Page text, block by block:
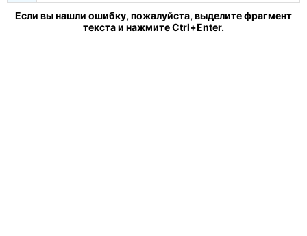
Если вы нашли ошибку, пожалуйста, выделите фрагмент
текста и нажмите Ctrl+Enter.